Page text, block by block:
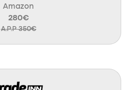
Amazon
280€
A.P.P 350€